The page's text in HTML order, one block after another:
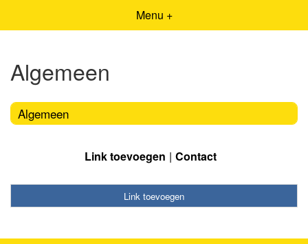
Menu +
Algemeen
Algemeen
Link toevoegen Contact
Link toevoegen